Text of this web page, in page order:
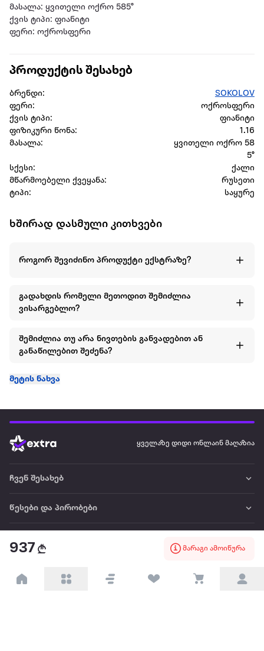
მასალა: ყვითელი ოქრო 585°
ქვის ტიპი: ფიანიტი
ფერი: ოქროსფერი
937 მარაგი ამოიწურა
პროდუქტის შესახებ
ბრენდი:
SOKOLOV
ფერი:
ოქროსფერი
ქვის ტიპი:
ფიანიტი
ფიზიკური წონა:
1.16
მასალა:
ყვითელი ოქრო 58
5°
სქესი:
ქალი
მწარმოებელი ქვეყანა:
რუსეთი
ტიპი:
საყურე
ხშირად დასმული კითხვები
როგორ შევიძინო პროდუქტი ექსტრაზე?
გადახდის რომელი მეთოდით შემიძლია
ვისარგებლო?
შემიძლია თუ არა ნივთების განვადებით ან
განაწილებით შეძენა?
მეტის ნახვა
ყველაზე დიდი ონლაინ მაღაზია
ჩვენ შესახებ
წესები და პირობები